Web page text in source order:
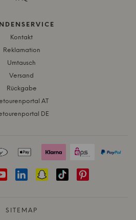
Kontakt
Reklamation
Umtausch
Versand
Rückgabe
AT
DE
SITEMAP